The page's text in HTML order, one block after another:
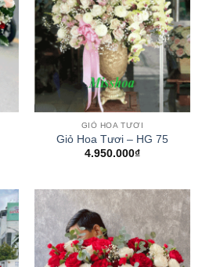
GIỎ HOA TƯƠI
Giỏ Hoa Tươi – HG 75
4.950.000₫